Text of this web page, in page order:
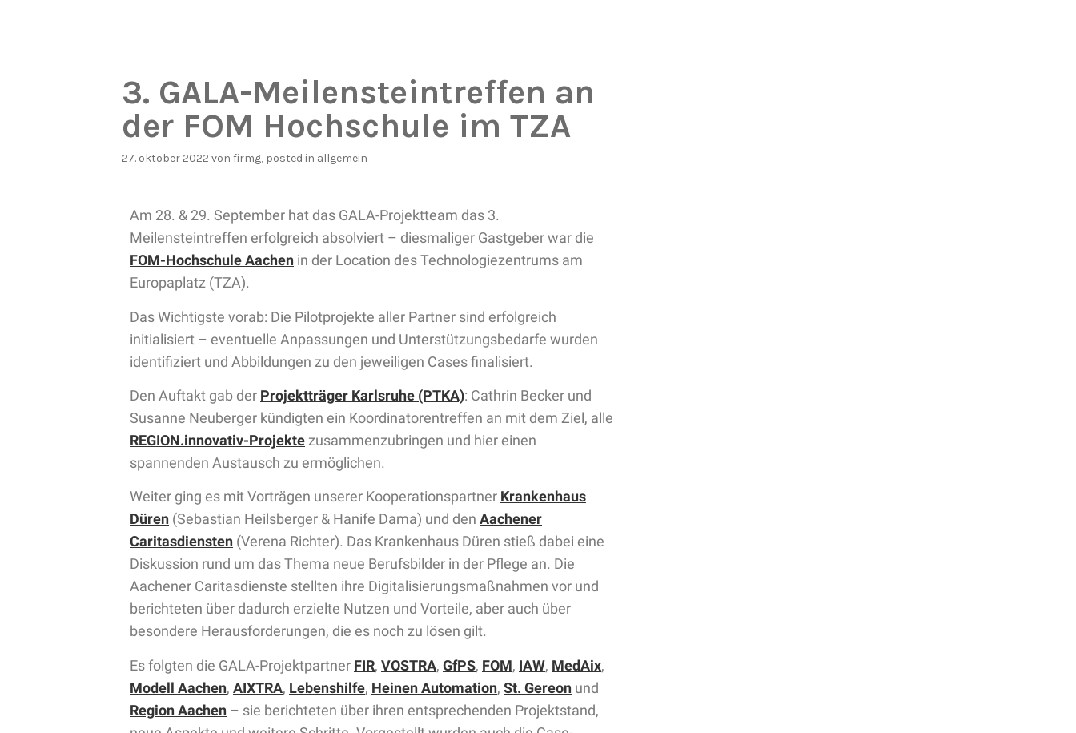
3. GALA-Meilensteintreffen an
der FOM Hochschule im TZA
27. oktober 2022 von firmg, posted in allgemein
Am 28. & 29. September hat das GALA-Projektteam das 3.
Meilensteintreffen erfolgreich absolviert – diesmaliger Gastgeber war die
FOM-Hochschule Aachen in der Location des Technologiezentrums am
Europaplatz (TZA).
Das Wichtigste vorab: Die Pilotprojekte aller Partner sind erfolgreich
initialisiert – eventuelle Anpassungen und Unterstützungsbedarfe wurden
identifiziert und Abbildungen zu den jeweiligen Cases finalisiert.
Den Auftakt gab der Projektträger Karlsruhe (PTKA): Cathrin Becker und
Susanne Neuberger kündigten ein Koordinatorentreffen an mit dem Ziel, alle
REGION.innovativ-Projekte zusammenzubringen und hier einen
spannenden Austausch zu ermöglichen.
Weiter ging es mit Vorträgen unserer Kooperationspartner Krankenhaus
Düren (Sebastian Heilsberger & Hanife Dama) und den Aachener
Caritasdiensten (Verena Richter). Das Krankenhaus Düren stieß dabei eine
Diskussion rund um das Thema neue Berufsbilder in der Pflege an. Die
Aachener Caritasdienste stellten ihre Digitalisierungsmaßnahmen vor und
berichteten über dadurch erzielte Nutzen und Vorteile, aber auch über
besondere Herausforderungen, die es noch zu lösen gilt.
Es folgten die GALA-Projektpartner FIR, VOSTRA, GfPS, FOM, IAW, MedAix,
Modell Aachen, AIXTRA, Lebenshilfe, Heinen Automation, St. Gereon und
Region Aachen – sie berichteten über ihren entsprechenden Projektstand,